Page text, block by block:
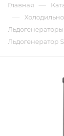
Главная —
—
Льдогенератор